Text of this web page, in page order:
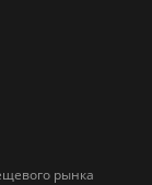
рынка